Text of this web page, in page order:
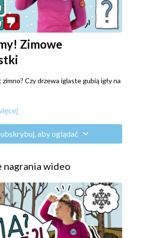
Zimowe
Czy drzewa iglaste gubią igły na
ruchowej z elementami rytmiki
aby oglądać
nagrania wideo